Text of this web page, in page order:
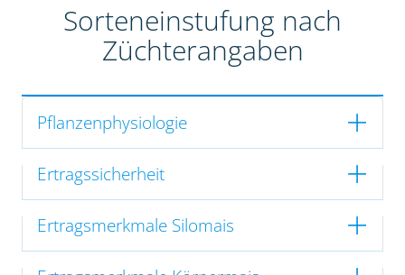
Sorteneinstufung nach
Züchterangaben
Pflanzenphysiologie
Ertragssicherheit
Ertragsmerkmale Silomais